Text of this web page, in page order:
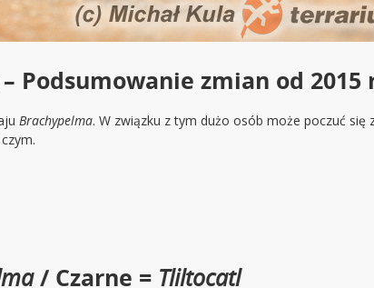
Podsumowanie zmian od 2015
Brachypelma. W związku z tym dużo osób może poczuć się
/ Czarne = Tliltocatl